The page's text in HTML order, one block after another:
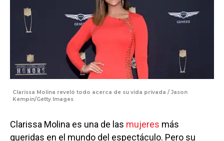
Clarissa Molina reveló todo acerca de su vida privada / Jason
Kempin/Getty Images
Clarissa Molina es una de las mujeres más
queridas en el mundo del espectáculo. Pero su